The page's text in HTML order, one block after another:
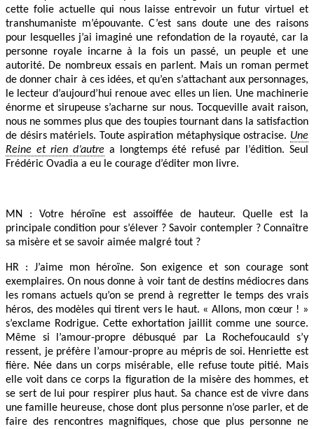
cette folie actuelle qui nous laisse entrevoir un futur virtuel et
transhumaniste m’épouvante. C’est sans doute une des raisons
pour lesquelles j’ai imaginé une refondation de la royauté, car la
personne royale incarne à la fois un passé, un peuple et une
autorité. De nombreux essais en parlent. Mais un roman permet
de donner chair à ces idées, et qu’en s’attachant aux personnages,
le lecteur d’aujourd’hui renoue avec elles un lien. Une machinerie
énorme et sirupeuse s’acharne sur nous. Tocqueville avait raison,
nous ne sommes plus que des toupies tournant dans la satisfaction
de désirs matériels. Toute aspiration métaphysique ostracise. Une
Reine et rien d’autrea longtemps été refusé par l’édition. Seul
Frédéric Ovadia a eu le courage d’éditer mon livre.
MN : Votre héroïne est assoiffée de hauteur. Quelle est la
principale condition pour s’élever ? Savoir contempler ? Connaître
sa misère et se savoir aimée malgré tout ?
HR : J’aime mon héroïne. Son exigence et son courage sont
exemplaires. On nous donne à voir tant de destins médiocres dans
les romans actuels qu’on se prend à regretter le temps des vrais
héros, des modèles qui tirent vers le haut. « Allons, mon cœur ! »
s’exclame Rodrigue. Cette exhortation jaillit comme une source.
Même si l’amour-propre débusqué par La Rochefoucauld s’y
ressent, je préfère l’amour-propre au mépris de soi. Henriette est
fière. Née dans un corps misérable, elle refuse toute pitié. Mais
elle voit dans ce corps la figuration de la misère des hommes, et
se sert de lui pour respirer plus haut. Sa chance est de vivre dans
une famille heureuse, chose dont plus personne n’ose parler, et de
faire des rencontres magnifiques, chose que plus personne ne